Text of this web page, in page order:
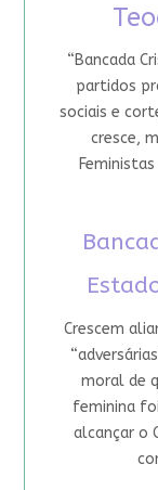
“Bancada
partidos
sociais e
cresce,
Crescem
moral de
feminina
alcançar o